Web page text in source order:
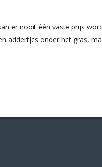
er nooit één vaste prijs
addertjes onder het gras,